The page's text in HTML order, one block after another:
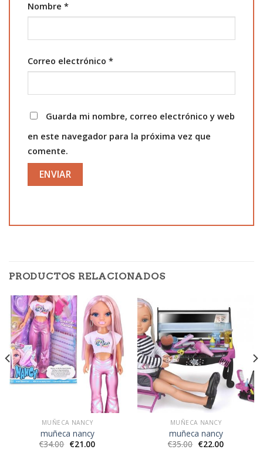
Nombre *
Correo electrónico *
Guarda mi nombre, correo electrónico y web
en este navegador para la próxima vez que
comente.
PRODUCTOS RELACIONADOS
MUÑECA NANCY
muñeca nancy
€34.00 €21.00
MUÑECA NANCY
muñeca nancy
€35.00 €22.00